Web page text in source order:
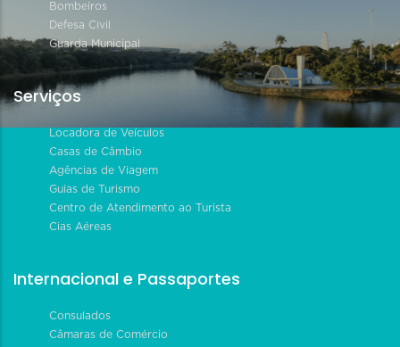
Bombeiros
Defesa Civil
Guarda Municipal
Serviços
Locadora de Veículos
Casas de Câmbio
Agências de Viagem
Guias de Turismo
Centro de Atendimento ao Turista
Cias Aéreas
Internacional e Passaportes
Consulados
Câmaras de Comércio